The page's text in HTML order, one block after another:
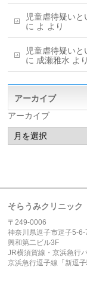
児童虐待疑いと
に よ より
児童虐待疑いと
に 成瀬雅水 より
アーカイブ
アーカイブ
そらうみクリニック
〒249-0006
神奈川県逗子市逗子5-6-
興和第二ビル3F
JR横須賀線・京浜急行
京浜急行逗子線「新逗